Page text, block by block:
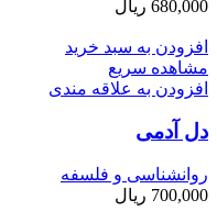
680,000 ریال
افزودن به سبد خرید
مشاهده سریع
افزودن به علاقه مندی
دل آدمی
روانشناسی و فلسفه
700,000 ریال